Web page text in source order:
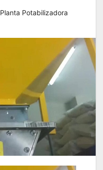
Planta Potabilizadora